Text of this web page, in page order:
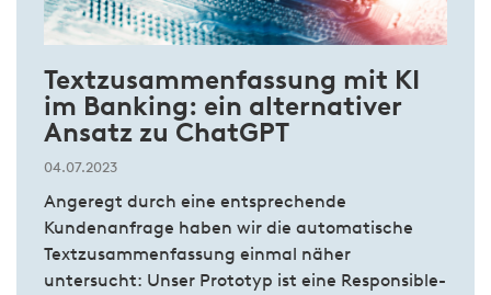
Textzusammenfassung mit KI
im Banking: ein alternativer
Ansatz zu ChatGPT
04.07.2023
Angeregt durch eine entsprechende
Kundenanfrage haben wir die automatische
Textzusammenfassung einmal näher
untersucht: Unser Prototyp ist eine Responsible-